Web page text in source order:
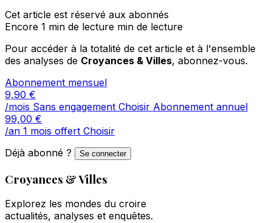
Cet article est réservé aux abonnés
Encore 1 min de lecture min de lecture
Pour accéder à la totalité de cet article et à l'ensemble
des analyses de Croyances & Villes, abonnez-vous.
Abonnement mensuel
9,90 €
/mois Sans engagement Choisir Abonnement annuel
99,00 €
/an 1 mois offert Choisir
Déjà abonné ?
Se connecter
Croyances & Villes
Explorez les mondes du croire
actualités, analyses et enquêtes.